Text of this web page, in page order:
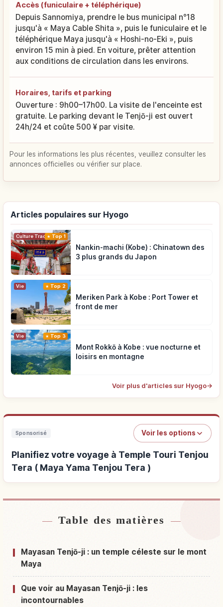
Accès (funiculaire + téléphérique)
Depuis Sannomiya, prendre le bus municipal n°18
jusqu'à « Maya Cable Shita », puis le funiculaire et le
téléphérique Maya jusqu'à « Hoshi-no-Eki », puis
environ 15 min à pied. En voiture, prêter attention
aux conditions de circulation dans les environs.
Horaires, tarifs et parking
Ouverture : 9h00–17h00. La visite de l'enceinte est
gratuite. Le parking devant le Tenjō-ji est ouvert
24h/24 et coûte 500 ¥ par visite.
Pour les informations les plus récentes, veuillez consulter les
annonces officielles ou vérifier sur place.
Articles populaires sur Hyogo
Culture Traditionnelle
Top 1
Nankin-machi (Kobe) : Chinatown des
3 plus grands du Japon
Vie Top 2
Meriken Park à Kobe : Port Tower et
front de mer
Vie Top 3
Mont Rokkō à Kobe : vue nocturne et
loisirs en montagne
Voir plus d'articles sur Hyogo→
Sponsorisé Voir les options
Planifiez votre voyage à Temple Touri Tenjou
Tera ( Maya Yama Tenjou Tera )
Hébergements près de Temple Touri Tenjou
Table des matières
Mayasan Tenjō-ji : un temple céleste sur le mont
Maya
Que voir au Mayasan Tenjō-ji : les
incontournables